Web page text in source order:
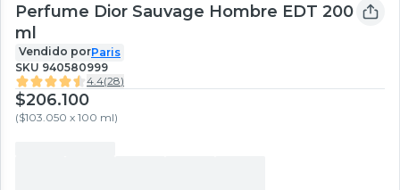
Perfume Dior Sauvage Hombre EDT 200
ml
Vendido porParis
SKU 940580999
4.4(28)
$206.100
($103.050 x 100 ml)